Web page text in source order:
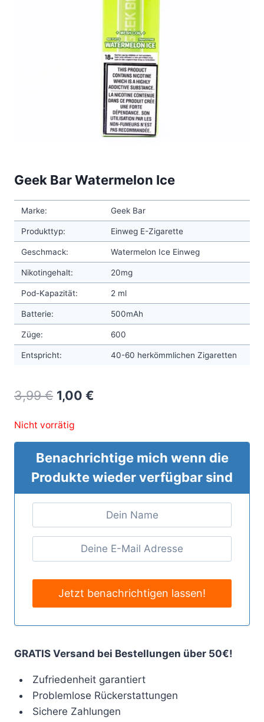
Geek Bar Watermelon Ice
Marke: Geek Bar
Produkttyp: Einweg E-Zigarette
Geschmack: Watermelon Ice Einweg
Nikotingehalt: 20mg
Pod-Kapazität: 2 ml
Batterie: 500mAh
Züge: 600
Entspricht: 40-60 herkömmlichen Zigaretten
3,99€ Original
was:
3,99 €.
1,00 €
1,00 €.
Nicht vorrätig
Benachrichtige mich wenn die
Produkte wieder verfügbar sind
GRATIS Versand bei Bestellungen über 50€!
Zufriedenheit garantiert
Problemlose Rückerstattungen
Sichere Zahlungen